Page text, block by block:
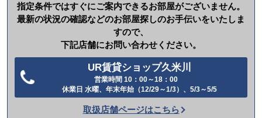
指定条件ではすぐにご案内できるお部屋がございません。
最新の状況の確認などのお部屋探しのお手伝いをいたしま
すので、
下記店舗にお問い合わせください。
UR賃貸ショップ久米川
営業時間 10：00～18：00
休業日 水曜、年末年始（12/29～1/3）、5/3～5/5
話
取扱店舗ページはこちら